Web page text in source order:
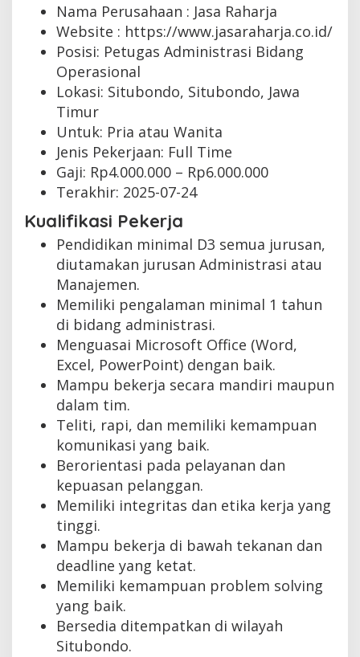
Nama Perusahaan : Jasa Raharja
Website : https://www.jasaraharja.co.id/
Posisi: Petugas Administrasi Bidang
Operasional
Lokasi: Situbondo, Situbondo, Jawa
Timur
Untuk: Pria atau Wanita
Jenis Pekerjaan: Full Time
Gaji: Rp4.000.000 – Rp6.000.000
Terakhir: 2025-07-24
Kualifikasi Pekerja
Pendidikan minimal D3 semua jurusan,
diutamakan jurusan Administrasi atau
Manajemen.
Memiliki pengalaman minimal 1 tahun
di bidang administrasi.
Menguasai Microsoft Office (Word,
Excel, PowerPoint) dengan baik.
Mampu bekerja secara mandiri maupun
dalam tim.
Teliti, rapi, dan memiliki kemampuan
komunikasi yang baik.
Berorientasi pada pelayanan dan
kepuasan pelanggan.
Memiliki integritas dan etika kerja yang
tinggi.
Mampu bekerja di bawah tekanan dan
deadline yang ketat.
Memiliki kemampuan problem solving
yang baik.
Bersedia ditempatkan di wilayah
Situbondo.